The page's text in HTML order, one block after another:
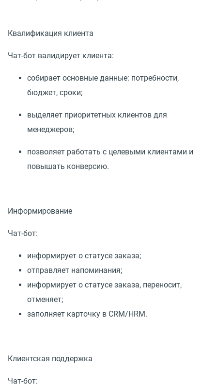
Квалификация клиента
Чат-бот валидирует клиента:
собирает основные данные: потребности,
бюджет, сроки;
выделяет приоритетных клиентов для
менеджеров;
позволяет работать с целевыми клиентами и
повышать конверсию.
Информирование
Чат-бот:
информирует о статусе заказа;
отправляет напоминания;
информирует о статусе заказа, переносит,
отменяет;
заполняет карточку в CRM/HRM.
Клиентская поддержка
Чат-бот: